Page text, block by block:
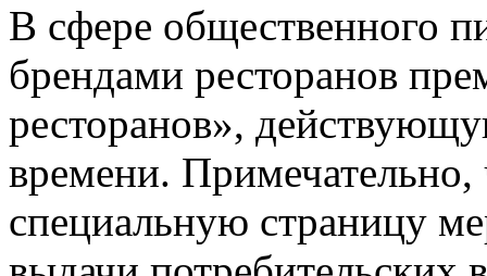
В сфере общественного
брендами ресторанов
ресторанов»,
времени. Примечательно,
специальную страницу